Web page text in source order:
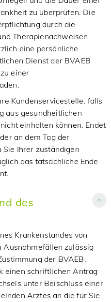
zu überprüfen. Die
durch die
Therapienachweisen
eine persönliche
Dienst der BVAEB
einer
Kundenservicestelle, falls
aus gesundheitlichen
einhalten können. Endet
an dem Tag der
Ihrer zuständigen
das tatsächliche Ende
des
Krankenstandes von
Ausnahmefällen zulässig
der BVAEB.
einen schriftlichen Antrag
unter Beischluss einer
Arztes an die für Sie